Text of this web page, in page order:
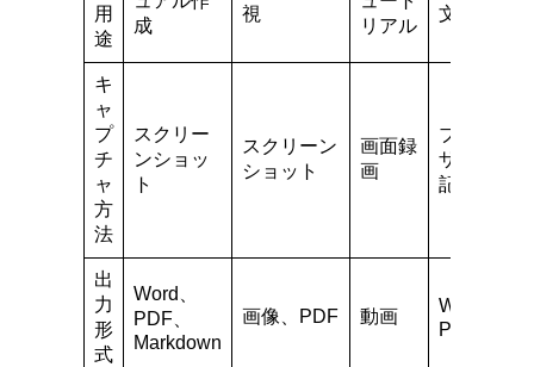
用
途
成
視
リアル
文書化
キ
ャ
プ
チ
ャ
方
法
スクリー
ンショッ
ト
スクリーン
ショット
画面録
画
ブラウ
ザ操作
記録
出
力
形
式
Word、
PDF、
Markdown
画像、PDF 動画
Web、
PDF